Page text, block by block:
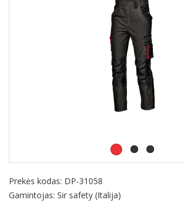
Prekės kodas: DP-31058
Gamintojas: Sir safety (Italija)